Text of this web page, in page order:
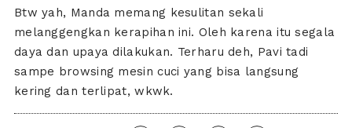
Btw yah, Manda memang kesulitan sekali
melanggengkan kerapihan ini. Oleh karena itu segala
daya dan upaya dilakukan. Terharu deh, Pavi tadi
sampe browsing mesin cuci yang bisa langsung
kering dan terlipat, wkwk.